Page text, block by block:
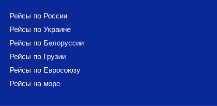
Рейсы по России
Рейсы по Украине
Рейсы по Белоруссии
Рейсы по Грузии
Рейсы по Евросоюзу
Рейсы на море